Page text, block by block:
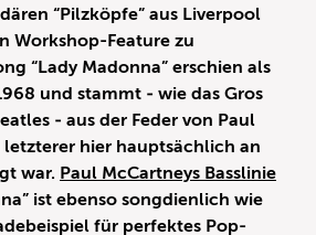
“Pilzköpfe” aus Liverpool
Workshop-Feature zu
“Lady Madonna” erschien als
und stammt ‑ wie das Gros
‑ aus der Feder von Paul
hier hauptsächlich an
war. Paul McCartneys Basslinie
ist ebenso songdienlich wie
für perfektes Pop-